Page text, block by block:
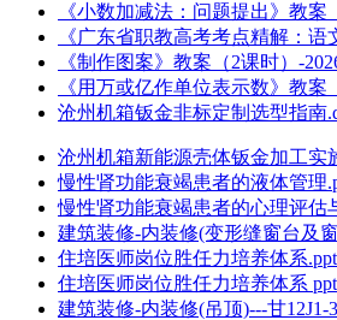
《小数加减法：问题提出》教
《广东省职教高考考点精解：
《制作图案》教案（2课时）-
《用万或亿作单位表示数》教
沧州机箱钣金非标定制选型指南
沧州机箱新能源壳体钣金加工实
慢性肾功能衰竭患者的液体管理
慢性肾功能衰竭患者的心理评估
建筑装修-内装修(变形缝窗台及
住培医师岗位胜任力培养体系
住培医师岗位胜任力培养体系
建筑装修-内装修(吊顶)---甘12J1-